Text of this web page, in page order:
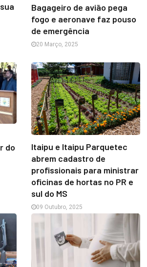
Bagageiro de avião pega
fogo e aeronave faz pouso
de emergência
20 Março, 2025
do
Itaipu e Itaipu Parquetec
abrem cadastro de
profissionais para ministrar
oficinas de hortas no PR e
sul do MS
09 Outubro, 2025